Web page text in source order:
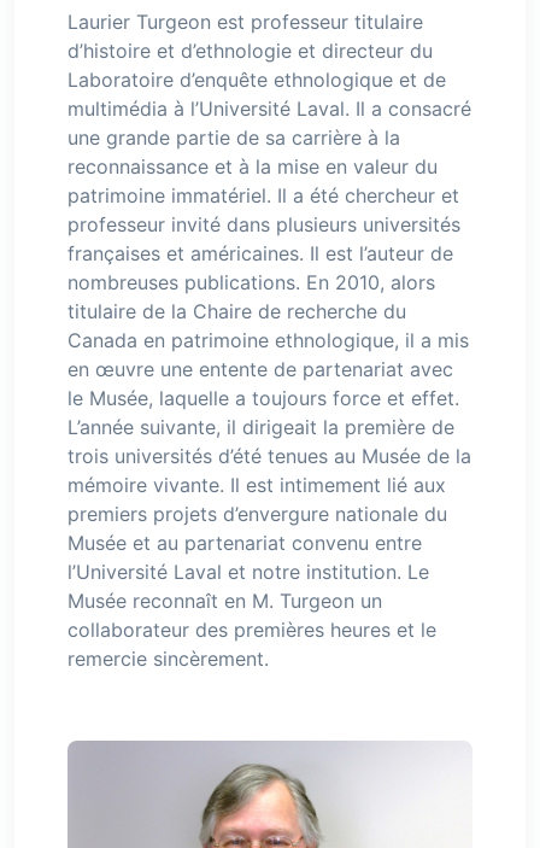
Laurier Turgeon est professeur titulaire
d’histoire et d’ethnologie et directeur du
Laboratoire d’enquête ethnologique et de
multimédia à l’Université Laval. Il a consacré
une grande partie de sa carrière à la
reconnaissance et à la mise en valeur du
patrimoine immatériel. Il a été chercheur et
professeur invité dans plusieurs universités
françaises et américaines. Il est l’auteur de
nombreuses publications. En 2010, alors
titulaire de la Chaire de recherche du
Canada en patrimoine ethnologique, il a mis
en œuvre une entente de partenariat avec
le Musée, laquelle a toujours force et effet.
L’année suivante, il dirigeait la première de
trois universités d’été tenues au Musée de la
mémoire vivante. Il est intimement lié aux
premiers projets d’envergure nationale du
Musée et au partenariat convenu entre
l’Université Laval et notre institution. Le
Musée reconnaît en M. Turgeon un
collaborateur des premières heures et le
remercie sincèrement.